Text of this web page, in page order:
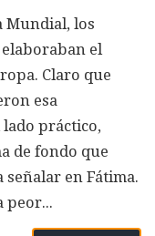
Mundial, los
el
Claro que
esa
práctico,
de fondo que
en Fátima.
peor...